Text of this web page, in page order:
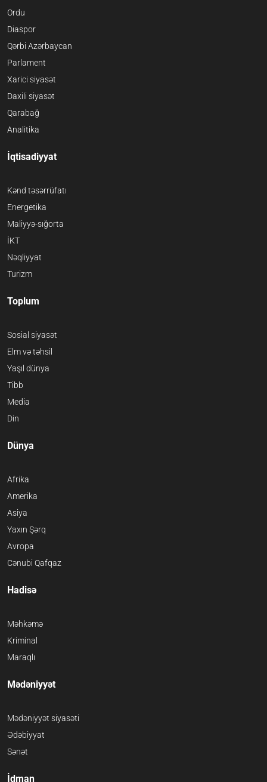
Ordu
Diaspor
Qərbi Azərbaycan
Parlament
Xarici siyasət
Daxili siyasət
Qarabağ
Analitika
İqtisadiyyat
Kənd təsərrüfatı
Energetika
Maliyyə-sığorta
İKT
Nəqliyyat
Turizm
Toplum
Sosial siyasət
Elm və təhsil
Yaşıl dünya
Tibb
Media
Din
Dünya
Afrika
Amerika
Asiya
Yaxın Şərq
Avropa
Cənubi Qafqaz
Hadisə
Məhkəmə
Kriminal
Maraqlı
Mədəniyyət
Mədəniyyət siyasəti
Ədəbiyyat
Sənət
İdman